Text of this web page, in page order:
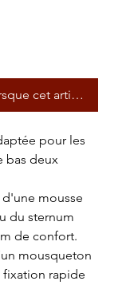
cet article est
pour les
bas deux
mousse
du sternum
de confort.
mousqueton
rapide